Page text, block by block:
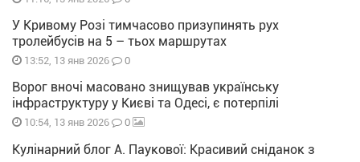
У Кривому Розі тимчасово призупинять рух
тролейбусів на 5 – тьох маршрутах
13:52, 13 янв 2026 0
Ворог вночі масовано знищував українську
інфраструктуру у Києві та Одесі, є потерпілі
10:54, 13 янв 2026 0
Кулінарний блог А. Паукової: Красивий сніданок з